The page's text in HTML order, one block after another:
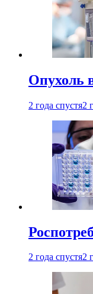
Опухоль
2 года спустя2
2 года спустя2